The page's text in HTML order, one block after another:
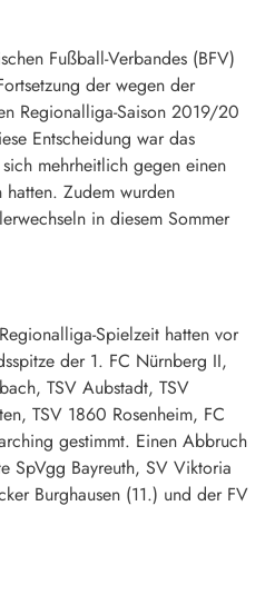
Fußball-Verbandes (BFV)
der wegen der
Regionalliga-Saison 2019/20
Entscheidung war das
mehrheitlich gegen einen
Zudem wurden
in diesem Sommer
Spielzeit hatten vor
der 1. FC Nürnberg II,
TSV Aubstadt, TSV
TSV 1860 Rosenheim, FC
gestimmt. Einen Abbruch
SpVgg Bayreuth, SV Viktoria
Burghausen (11.) und der FV